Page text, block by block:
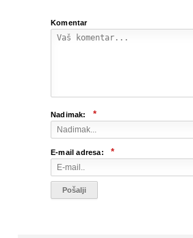
Komentar
Nadimak: *
E-mail adresa: *